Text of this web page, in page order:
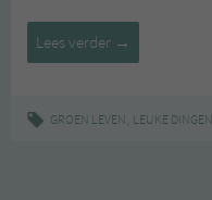
Lees verder Leuke
Dingen
→
GROEN LEVEN, LEUKE DINGEN